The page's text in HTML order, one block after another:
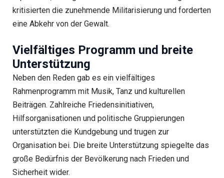
kritisierten die zunehmende Militarisierung und forderten
eine Abkehr von der Gewalt.
Vielfältiges Programm und breite
Unterstützung
Neben den Reden gab es ein vielfältiges
Rahmenprogramm mit Musik, Tanz und kulturellen
Beiträgen. Zahlreiche Friedensinitiativen,
Hilfsorganisationen und politische Gruppierungen
unterstützten die Kundgebung und trugen zur
Organisation bei. Die breite Unterstützung spiegelte das
große Bedürfnis der Bevölkerung nach Frieden und
Sicherheit wider.